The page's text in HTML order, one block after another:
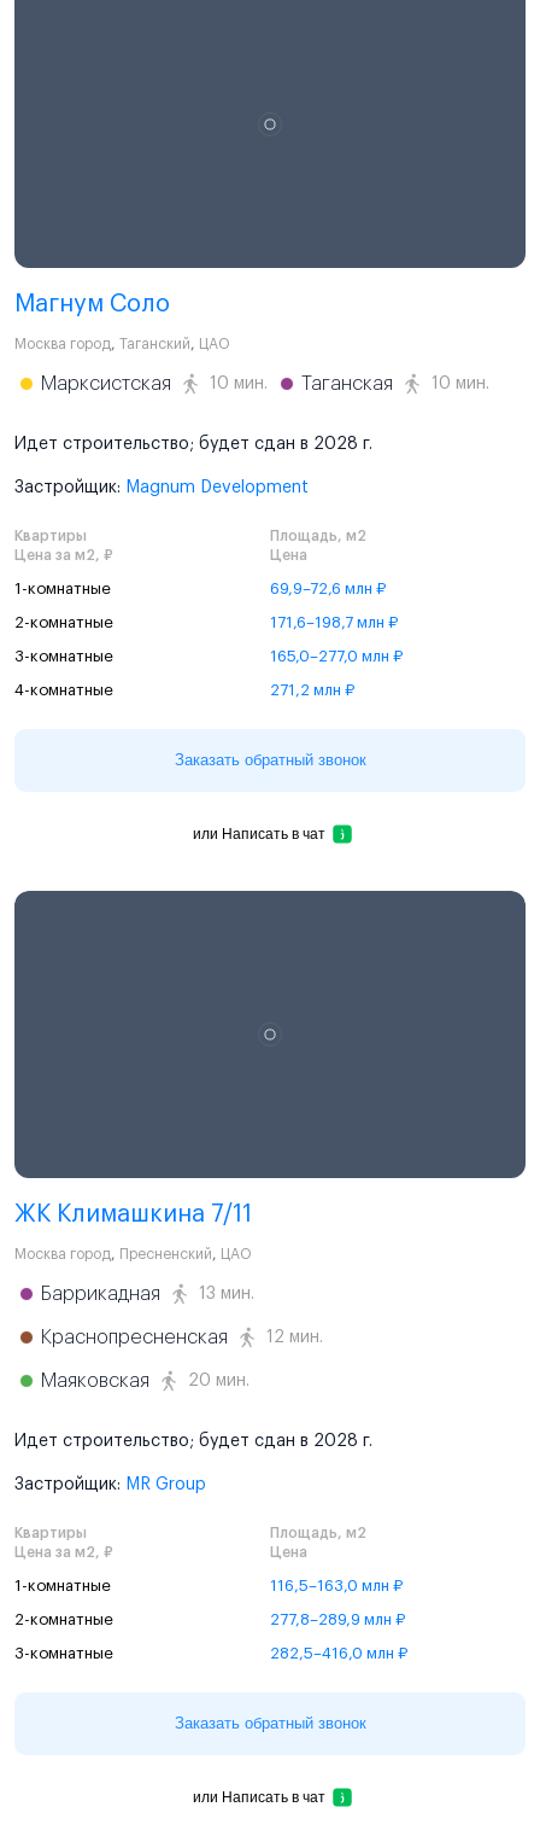
Магнум Соло
Москва город, Таганский, ЦАО
Марксистская 10 мин. Таганская 10 мин.
Идет строительство; будет сдан в 2028 г.
Застройщик: Magnum Development
Квартиры
Площадь, м2
Цена за м2, ₽
Цена
1-комнатные 69,9–72,6 млн ₽
2-комнатные 171,6–198,7 млн ₽
3-комнатные 165,0–277,0 млн ₽
4-комнатные 271,2 млн ₽
Заказать обратный звонок
или Написать в чат
ЖК Климашкина 7/11
Москва город, Пресненский, ЦАО
Баррикадная 13 мин.
Краснопресненская 12 мин.
Маяковская 20 мин.
Идет строительство; будет сдан в 2028 г.
Застройщик: MR Group
Квартиры
Площадь, м2
Цена за м2, ₽
Цена
1-комнатные 116,5–163,0 млн ₽
2-комнатные 277,8–289,9 млн ₽
3-комнатные 282,5–416,0 млн ₽
Заказать обратный звонок
или Написать в чат